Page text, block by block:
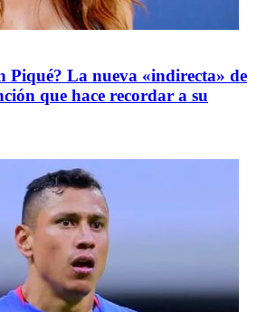
Piqué? La nueva «indirecta» de
que hace recordar a su